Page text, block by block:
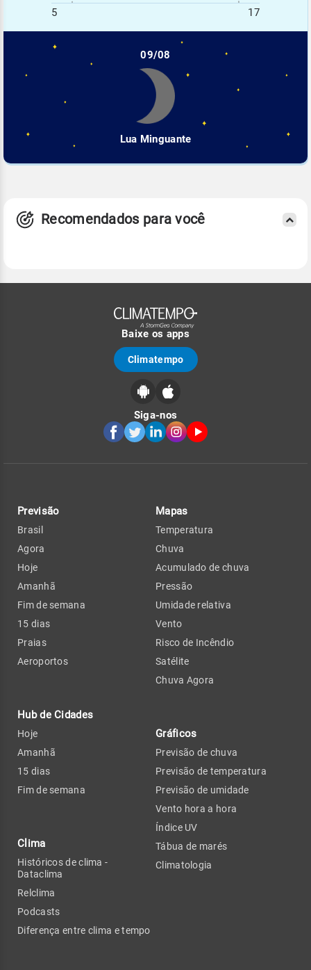
5 17
09/08
Lua Minguante
Recomendados para você
Baixe os apps
Climatempo
Siga-nos
Previsão
Brasil
Agora
Hoje
Amanhã
Fim de semana
15 dias
Praias
Aeroportos
Hub de Cidades
Hoje
Amanhã
15 dias
Fim de semana
Clima
Históricos de clima -
Dataclima
Relclima
Podcasts
Diferença entre clima e tempo
Mapas
Temperatura
Chuva
Acumulado de chuva
Pressão
Umidade relativa
Vento
Risco de Incêndio
Satélite
Chuva Agora
Gráficos
Previsão de chuva
Previsão de temperatura
Previsão de umidade
Vento hora a hora
Índice UV
Tábua de marés
Climatologia